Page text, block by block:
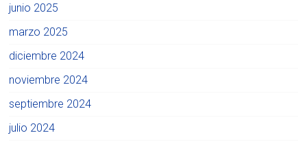
junio 2025
marzo 2025
diciembre 2024
noviembre 2024
septiembre 2024
julio 2024